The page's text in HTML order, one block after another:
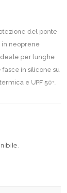
del ponte
in neoprene
per lunghe
in silicone su
e UPF 50+.